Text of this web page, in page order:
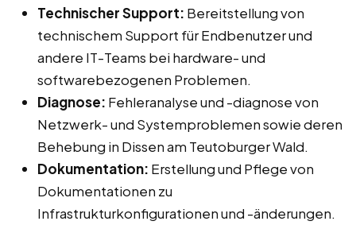
Technischer Support: Bereitstellung von
technischem Support für Endbenutzer und
andere IT-Teams bei hardware- und
softwarebezogenen Problemen.
Diagnose: Fehleranalyse und -diagnose von
Netzwerk- und Systemproblemen sowie deren
Behebung in Dissen am Teutoburger Wald.
Dokumentation: Erstellung und Pflege von
Dokumentationen zu
Infrastrukturkonfigurationen und -änderungen.